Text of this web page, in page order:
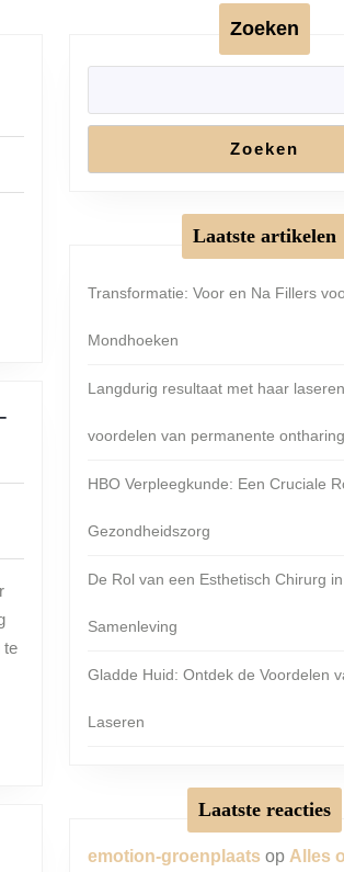
te
Zoeken
Zoeken
Laatste artikelen
Transformatie: Voor en Na Fillers
Mondhoeken
Langdurig resultaat met haar
voordelen van permanente ontharing
HBO Verpleegkunde: Een Cruciale
Gezondheidszorg
De Rol van een Esthetisch Chirurg
Samenleving
Gladde Huid: Ontdek de Voordelen
Laseren
Laatste reacties
emotion-groenplaats op Alles